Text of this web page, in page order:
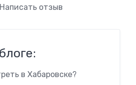
Написать отзыв
в Хабаровске?